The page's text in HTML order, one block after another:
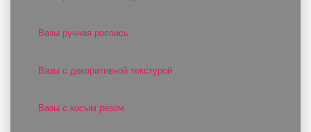
Вазы ручная роспись
Вазы с декоративной текстурой
Вазы с косым резом